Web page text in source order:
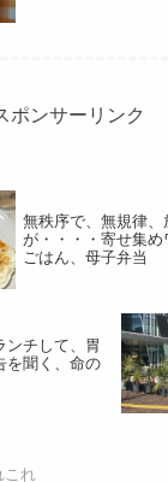
ポンサーリンク
無秩序で、無規律、
が・・・・寄せ集
ごはん、母子弁当
ンチして、胃
を聞く、命の
これ